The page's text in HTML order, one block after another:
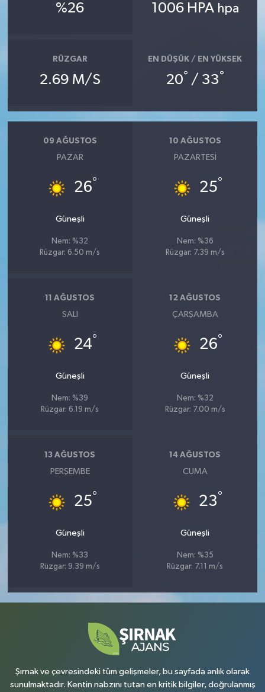
%26 1006 HPA hpa
RÜZGAR
2.69 M/S
EN DÜŞÜK / EN YÜKSEK
20° / 33°
09 AĞUSTOS
PAZAR
26°
Güneşli
Nem: %32
Rüzgar: 6.50 m/s
10 AĞUSTOS
PAZARTESI
25°
Güneşli
Nem: %36
Rüzgar: 7.39 m/s
11 AĞUSTOS
SALI
24°
Güneşli
Nem: %39
Rüzgar: 6.19 m/s
12 AĞUSTOS
ÇARŞAMBA
26°
Güneşli
Nem: %32
Rüzgar: 7.00 m/s
13 AĞUSTOS
PERŞEMBE
25°
Güneşli
Nem: %33
Rüzgar: 9.39 m/s
14 AĞUSTOS
CUMA
23°
Güneşli
Nem: %35
Rüzgar: 7.11 m/s
Şırnak ve çevresindeki tüm gelişmeler, bu sayfada anlık olarak
sunulmaktadır. Kentin nabzını tutan en kritik bilgiler, doğrulanmış